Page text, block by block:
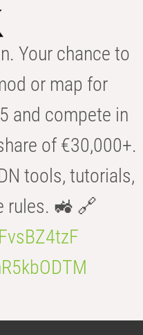
Your chance to
or map for
and compete in
of €30,000+.
tools, tutorials,
rules. 🚜 🔗